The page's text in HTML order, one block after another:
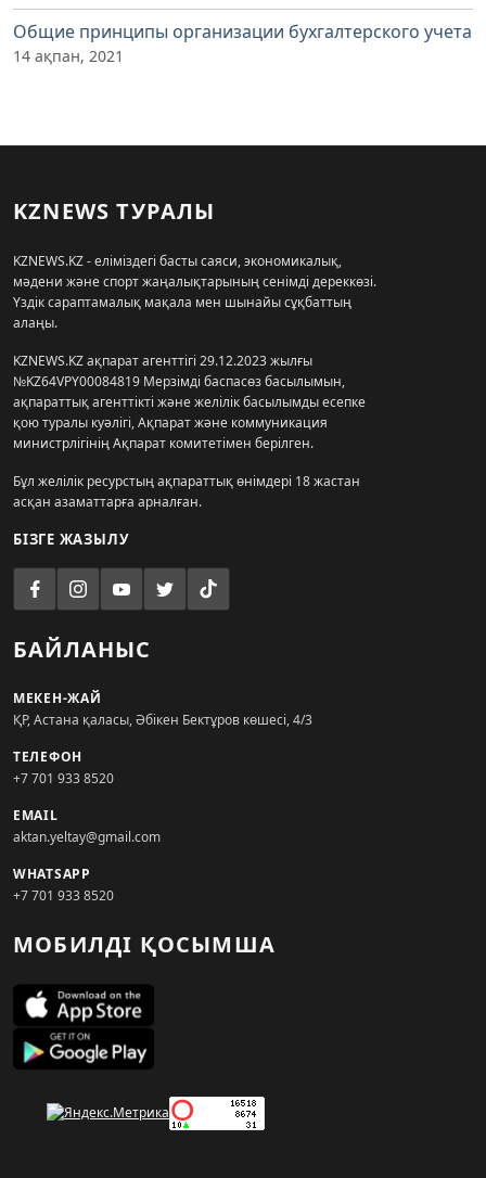
Общие принципы организации бухгалтерского учета
14 ақпан, 2021
KZNEWS ТУРАЛЫ
KZNEWS.KZ - еліміздегі басты саяси, экономикалық,
мәдени және спорт жаңалықтарының сенімді дереккөзі.
Үздік сараптамалық мақала мен шынайы сұқбаттың
алаңы.
KZNEWS.KZ ақпарат агенттігі 29.12.2023 жылғы
№KZ64VPY00084819 Мерзімді баспасөз басылымын,
ақпараттық агенттікті және желілік басылымды есепке
қою туралы куәлігі, Ақпарат және коммуникация
министрлігінің Ақпарат комитетімен берілген.
Бұл желілік ресурстың ақпараттық өнімдері 18 жастан
асқан азаматтарға арналған.
БІЗГЕ ЖАЗЫЛУ
БАЙЛАНЫС
МЕКЕН-ЖАЙ
ҚР, Астана қаласы, Әбікен Бектұров көшесі, 4/3
ТЕЛЕФОН
+7 701 933 8520
EMAIL
aktan.yeltay@gmail.com
WHATSAPP
+7 701 933 8520
МОБИЛДІ ҚОСЫМША